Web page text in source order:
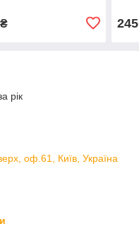
245
рік
оф.61, Київ, Україна